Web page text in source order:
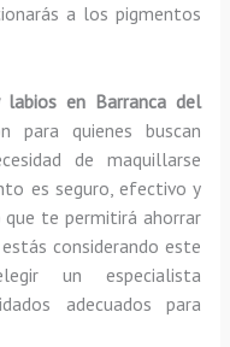
a los pigmentos
labios en Barranca del
quienes buscan
de maquillarse
es seguro, efectivo y
que te permitirá ahorrar
considerando este
un especialista
adecuados para